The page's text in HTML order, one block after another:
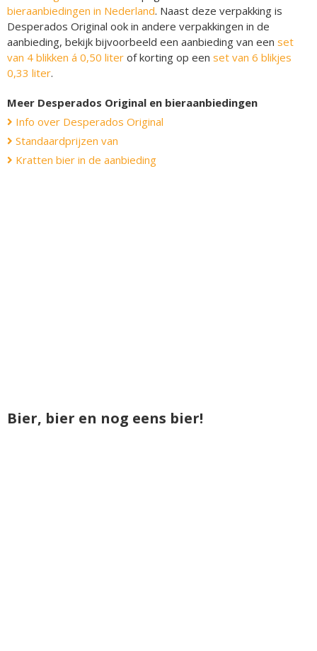
bieraanbiedingen in Nederland. Naast deze verpakking is
Desperados Original ook in andere verpakkingen in de
aanbieding, bekijk bijvoorbeeld een aanbieding van een set
van 4 blikken á 0,50 liter of korting op een set van 6 blikjes
0,33 liter.
Meer Desperados Original en bieraanbiedingen
Info over Desperados Original
Standaardprijzen van
Kratten bier in de aanbieding
Bier, bier en nog eens bier!